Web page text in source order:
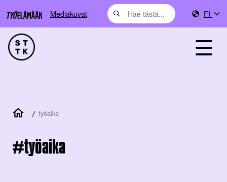
Mediakuvat FI
/ työaika
työaika